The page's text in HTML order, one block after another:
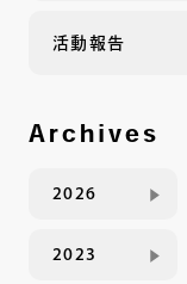
活動報告
Archives
2026
2023